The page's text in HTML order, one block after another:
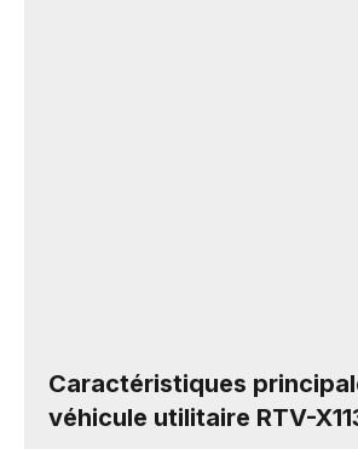
Caractéristiques
véhicule utilitaire RTV-